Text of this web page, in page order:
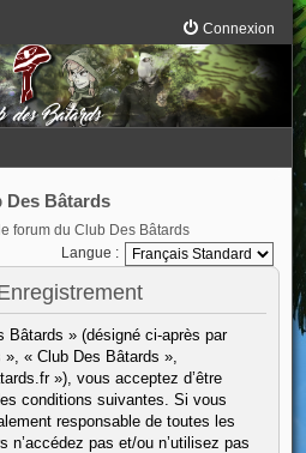
Connexion
Des Bâtards
forum du Club Des Bâtards
Langue :
Bâtards » (désigné ci-après par
« Club Des Bâtards »,
»), vous acceptez d’être
conditions suivantes. Si vous
responsable de toutes les
n’accédez pas et/ou n’utilisez pas